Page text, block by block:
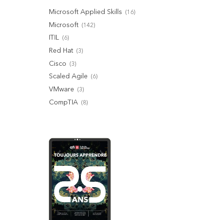
Microsoft Applied Skills (16)
Microsoft (142)
ITIL (6)
Red Hat (3)
Cisco (3)
Scaled Agile (6)
VMware (3)
CompTIA (8)